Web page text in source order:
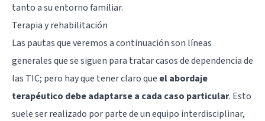
tanto a su entorno familiar.
Terapia y rehabilitación
Las pautas que veremos a continuación son líneas
generales que se siguen para tratar casos de dependencia de
las TIC; pero hay que tener claro que el abordaje
terapéutico debe adaptarse a cada caso particular. Esto
suele ser realizado por parte de un equipo interdisciplinar,